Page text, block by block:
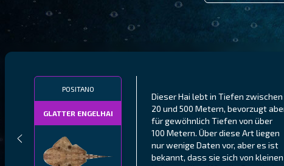
POSITANO
GLATTER ENGELHAI
Dieser Hai lebt in Tiefen zwischen
20 und 500 Metern, bevorzugt
für gewöhnlich Tiefen von über
100 Metern. Über diese Art liegen
nur wenige Daten vor, aber es ist
bekannt, dass sie sich von kleinen